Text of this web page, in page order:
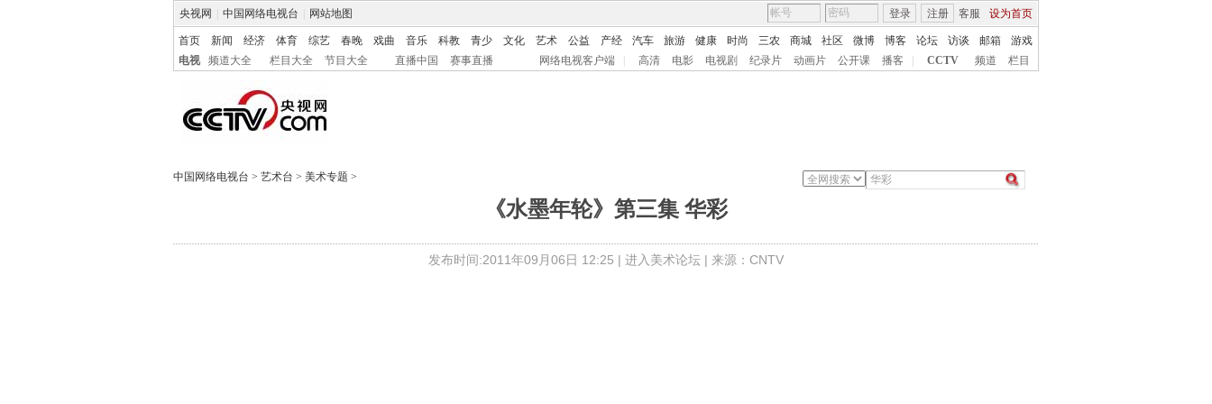
央视网 中国网络电视台 网站地图 客服 设为首页
登录 注册
首页 新闻 经济 体育 综艺 春晚 戏曲 音乐 科教 青少 文化 艺术 公益 产经 汽车 旅游 健康 时尚 三农 商城 社区 微博 博客 论坛 访谈 邮箱
游戏
电视
频道大全 栏目大全 节目大全 直播中国 赛事直播 网络电视客户端 高清 电影 电视剧 纪录片 动画片 公开课 播客 CCTV 频道 栏目
中国网络电视台 > 艺术台 > 美术专题 >
《水墨年轮》第三集 华彩
发布时间:2011年09月06日 12:25 | 进入美术论坛 | 来源：CNTV